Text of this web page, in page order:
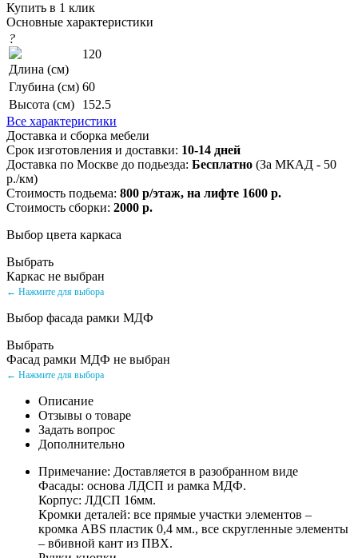
Купить в 1 клик
Основные характеристики
?
Длина (см)
120
Глубина (см) 60
Высота (см)
152.5
Все характеристики
Доставка и сборка мебели
Срок изготовления и доставки: 10-14 дней
Доставка по Москве до подьезда: Бесплатно (За МКАД - 50
р./км)
Стоимость подьема: 800 р/этаж, на лифте 1600 р.
Стоимость сборки: 2000 р.
Выбор цвета каркаса
Выбрать
Каркас не выбран
← Нажмите для выбора
Выбор фасада рамки МДФ
Выбрать
Фасад рамки МДФ не выбран
← Нажмите для выбора
Описание
Отзывы о товаре
Задать вопрос
Дополнительно
Примечание: Доставляется в разобранном виде
Фасады: основа ЛДСП и рамка МДФ.
Корпус: ЛДСП 16мм.
Кромки деталей: все прямые участки элементов –
кромка ABS пластик 0,4 мм., все скругленные элементы
– вбивной кант из ПВХ.